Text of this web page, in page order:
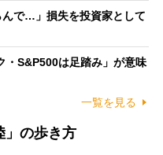
んで…」損失を投資家として
・S&P500は足踏み」が意味
一覧を見る
」の歩き方